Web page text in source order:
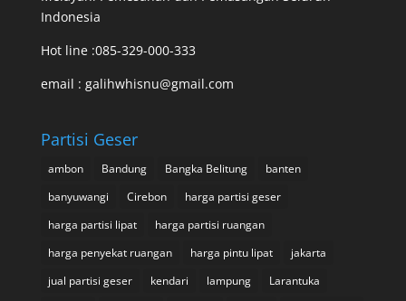
Indonesia
Hot line :085-329-000-333
email : galihwhisnu@gmail.com
Partisi Geser
ambon Bandung Bangka Belitung
banten
banyuwangi
Cirebon
harga partisi geser
harga partisi lipat
harga partisi ruangan
harga penyekat ruangan
harga pintu lipat
jakarta
jual partisi geser
kendari lampung
Larantuka